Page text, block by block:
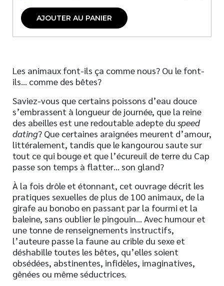
AJOUTER AU PANIER
Les animaux font-ils ça comme nous? Ou le font-
ils… comme des bêtes?
Saviez-vous que certains poissons d’eau douce
s’embrassent à longueur de journée, que la reine
des abeilles est une redoutable adepte du speed
dating? Que certaines araignées meurent d’amour,
littéralement, tandis que le kangourou saute sur
tout ce qui bouge et que l’écureuil de terre du Cap
passe son temps à flatter… son gland?
À la fois drôle et étonnant, cet ouvrage décrit les
pratiques sexuelles de plus de 100 animaux, de la
girafe au bonobo en passant par la fourmi et la
baleine, sans oublier le pingouin… Avec humour et
une tonne de renseignements instructifs,
l’auteure passe la faune au crible du sexe et
déshabille toutes les bêtes, qu’elles soient
obsédées, abstinentes, infidèles, imaginatives,
gênées ou même séductrices.